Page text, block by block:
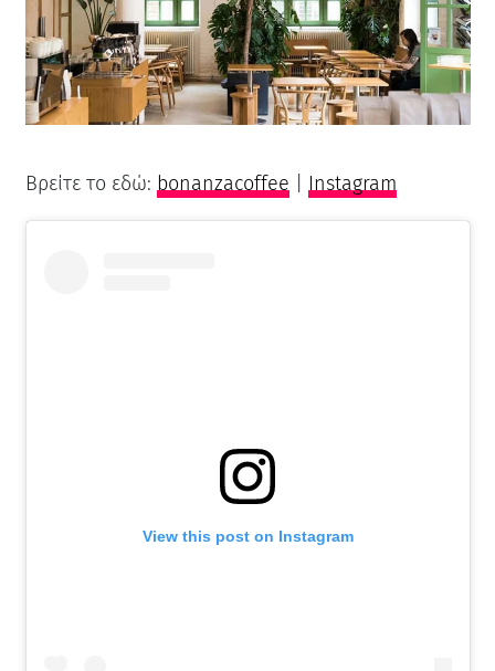
Βρείτε το εδώ: bonanzacoffee Instagram
View this post on Instagram